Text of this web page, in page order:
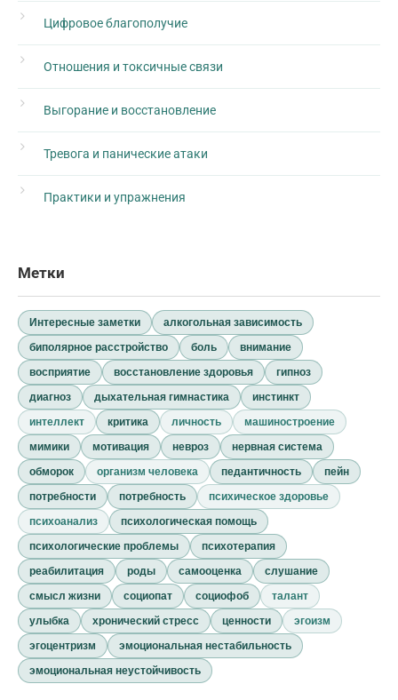
Цифровое благополучие
Отношения и токсичные связи
Выгорание и восстановление
Тревога и панические атаки
Практики и упражнения
Метки
Интересные заметки
алкогольная зависимость
биполярное расстройство
боль
внимание
восприятие
восстановление здоровья
гипноз
диагноз
дыхательная гимнастика
инстинкт
интеллект
критика личность
машиностроение
мимики
мотивация невроз
нервная система
обморок
организм человека педантичность
пейн
потребности
потребность
психическое здоровье
психоанализ
психологическая помощь
психологические проблемы
психотерапия
реабилитация
роды самооценка
слушание
смысл жизни
социопат социофоб
талант
улыбка
хронический стресс ценности
эгоизм
эгоцентризм
эмоциональная нестабильность
эмоциональная неустойчивость